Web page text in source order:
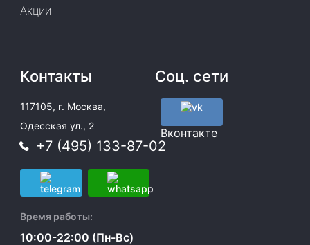
Акции
Контакты
117105, г. Москва,
Одесская ул., 2
+7 (495) 133-87-02
Время работы:
10:00-22:00 (Пн-Вс)
Соц. сети
Вконтакте